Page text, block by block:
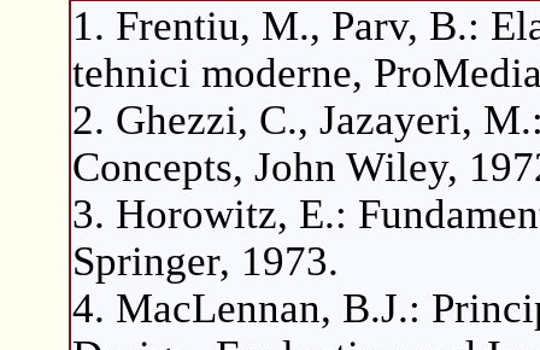
1. Frentiu, M., Parv, B.:
tehnici moderne,
2. Ghezzi, C., Jazayeri,
Concepts, John Wiley,
3. Horowitz, E.:
Springer, 1973.
4. MacLennan, B.J.: